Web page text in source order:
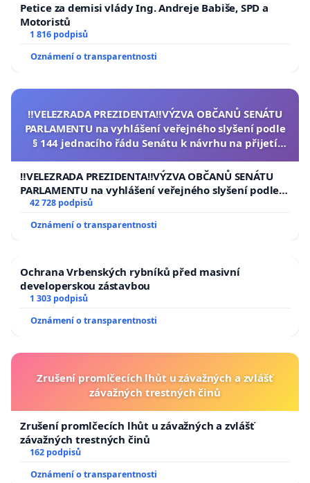
Petice za demisi vlády Ing. Andreje Babiše, SPD a
Motoristů
1 816 podpisů
Oznámení o transparentnosti
‼️VELEZRADA PREZIDENTA‼️VÝZVA OBČANŮ SENÁTU
PARLAMENTU na vyhlášení veřejného slyšení podle
§ 144 jednacího řádu Senátu k návrhu na přijetí
republiky
‼️VELEZRADA PREZIDENTA‼️VÝZVA OBČANŮ SENÁTU
PARLAMENTU na vyhlášení veřejného slyšení podle §
144 jednacího řádu Senátu k návrhu na přijetí
usnesení k podání ústavní žaloby na prezidenta
republiky
42 728 podpisů
Oznámení o transparentnosti
Ochrana Vrbenských rybníků před masivní
developerskou zástavbou
1 303 podpisů
Oznámení o transparentnosti
Zrušení promlčecích lhůt u závažných a zvlášť
závažných trestných činů
Zrušení promlčecích lhůt u závažných a zvlášť
závažných trestných činů
162 podpisů
Oznámení o transparentnosti